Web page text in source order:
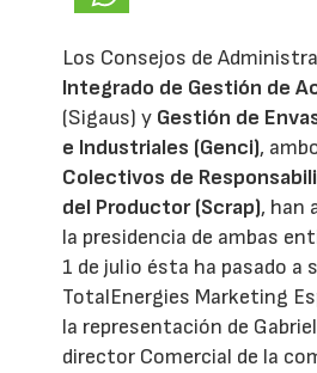
Los Consejos de
Integrado de Gestión de
(Sigaus) y Gestión de
e Industriales (Genci),
Colectivos de
del Productor (Scrap), han
la presidencia de ambas
1 de julio ésta ha pasado a
TotalEnergies Marketing
la representación de
director Comercial de la